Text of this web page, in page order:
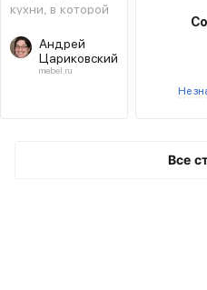
кухни, в которой
и сменили стиль
Андрей
Цариковский
mebel.ru
Не
Все